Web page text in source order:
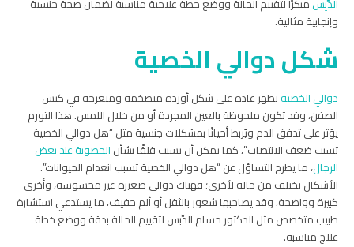
وإنجابية مثالية.
شكل دوالي الخصية
دوالي الخصيةتظهر عادة على شكل أوردة متضخمة ومتعرجة في كيس
الصفن، وقد تكون ملحوظة بالعين المجردة أو من خلال اللمس. هذا التورم
يؤثر على تدفق الدم ويُربط أحيانًا بمشكلات جنسية مثل “هل دوالي الخصية
تسبب ضعف الانتصاب”، كما يمكن أن يسبب قلقًا بشأن الخصوبة عند بعض
الرجال، ما يطرح التساؤل عن “هل دوالي الخصية تسبب انعدام الحيوانات”.
الأشكال تختلف من حالة لأخرى؛ فهناك دوالي صغيرة غير محسوسة، وأخرى
كبيرة وواضحة، وقد يصاحبها شعور بالثقل أو ألم خفيف، ما يستدعي استشارة
طبيب متخصص مثل الدكتور حسام الدِّبِس لتقييم الحالة بدقة ووضع خطة
علاج مناسبة.